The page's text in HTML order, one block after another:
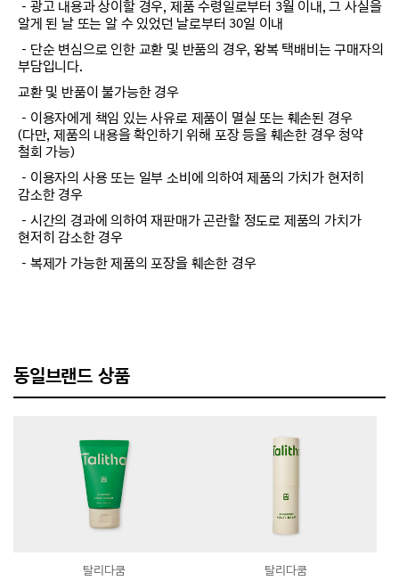
－광고 내용과 상이할 경우, 제품 수령일로부터 3월 이내, 그 사실을
알게 된 날 또는 알 수 있었던 날로부터 30일 이내
－단순 변심으로 인한 교환 및 반품의 경우, 왕복 택배비는 구매자의
부담입니다.
교환 및 반품이 불가능한 경우
－이용자에게 책임 있는 사유로 제품이 멸실 또는 훼손된 경우
(다만, 제품의 내용을 확인하기 위해 포장 등을 훼손한 경우 청약
철회 가능)
－이용자의 사용 또는 일부 소비에 의하여 제품의 가치가 현저히
감소한 경우
－시간의 경과에 의하여 재판매가 곤란할 정도로 제품의 가치가
현저히 감소한 경우
－복제가 가능한 제품의 포장을 훼손한 경우
동일브랜드 상품
탈리다쿰 탈리다쿰